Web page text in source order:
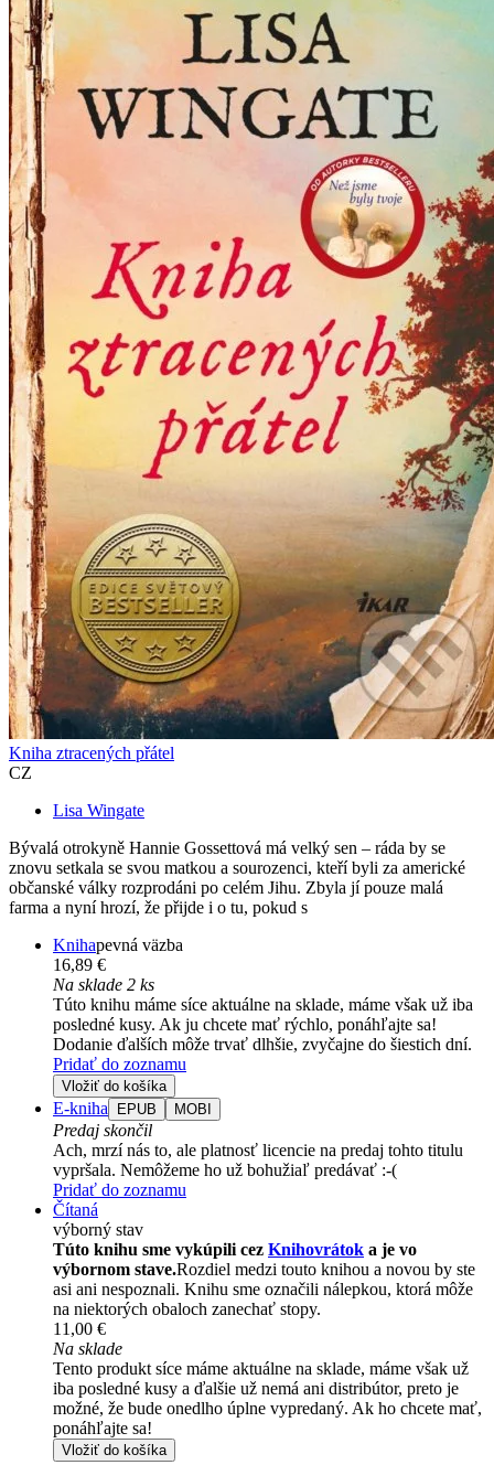
Kniha ztracených přátel
CZ
Lisa Wingate
Bývalá otrokyně Hannie Gossettová má velký sen – ráda by se
znovu setkala se svou matkou a sourozenci, kteří byli za americké
občanské války rozprodáni po celém Jihu. Zbyla jí pouze malá
farma a nyní hrozí, že přijde i o tu, pokud s
Knihapevná väzba
16,89 €
Na sklade 2 ks
Túto knihu máme síce aktuálne na sklade, máme však už iba
posledné kusy. Ak ju chcete mať rýchlo, ponáhľajte sa!
Dodanie ďalších môže trvať dlhšie, zvyčajne do šiestich dní.
Pridať do zoznamu
Vložiť do košíka
E-kniha EPUB MOBI
Predaj skončil
Ach, mrzí nás to, ale platnosť licencie na predaj tohto titulu
vypršala. Nemôžeme ho už bohužiaľ predávať :-(
Pridať do zoznamu
Čítaná
výborný stav
Túto knihu sme vykúpili cez Knihovrátok a je vo
výbornom stave.Rozdiel medzi touto knihou a novou by ste
asi ani nespoznali. Knihu sme označili nálepkou, ktorá môže
na niektorých obaloch zanechať stopy.
11,00 €
Na sklade
Tento produkt síce máme aktuálne na sklade, máme však už
iba posledné kusy a ďalšie už nemá ani distribútor, preto je
možné, že bude onedlho úplne vypredaný. Ak ho chcete mať,
ponáhľajte sa!
Vložiť do košíka